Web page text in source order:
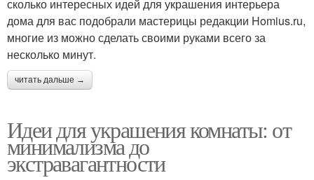
сколько интересных идей для украшения интерьера
дома для вас подобрали мастерицы редакции Homius.ru,
многие из можно сделать своими руками всего за
несколько минут.
читать дальше →
Идеи для украшения комнаты: от
минимализма до
экстравагантности